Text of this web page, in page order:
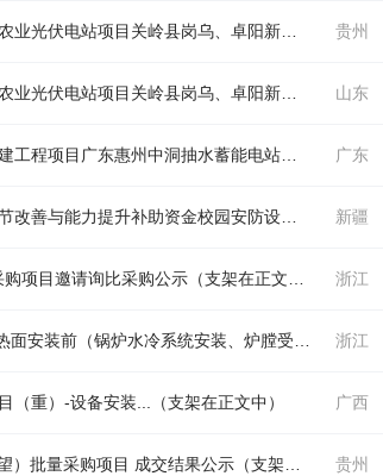
中国电建贵阳院关岭县岗乌农业光伏电站、关岭县卓阳新铺一期农业光伏电站项目关岭县岗乌、卓阳新铺一期农业光伏电站项目损坏 贵州
中国电建贵阳院关岭县岗乌农业光伏电站、关岭县卓阳新铺一期农业光伏电站项目关岭县岗乌、卓阳新铺一期农业光伏电站项目损坏 山东
中国电建水电十四局广东惠州中洞抽水蓄能电站输水发电系统土建工程项目广东惠州中洞抽水蓄能电站输水发电系统引水系统剩余混凝土工程机械设备服务项目采购项目 成交结果公示（ 广东
中标(成交)结果公告2026年可克达拉市教育系统义务教育薄弱环节改善与能力提升补助资金校园安防设备采购项目（昭苏片区）(二次）中标(成交)结果公告（ 新疆
项目邀请询比采购公示（支架在正文中） 浙江
百色2×660MW清洁高效煤电项目2#机组建筑及安装工程锅炉受热面安装前（锅炉水冷系统安装、炉膛受热面及前顶棚安装、燃烧器安装及启动系统安装、锅炉厂供六大管道安装工程）（ 浙江
（重）-设备安装...（支架在正文中） 广西
）批量采购项目 成交结果公示（支架在正文中）
贵州